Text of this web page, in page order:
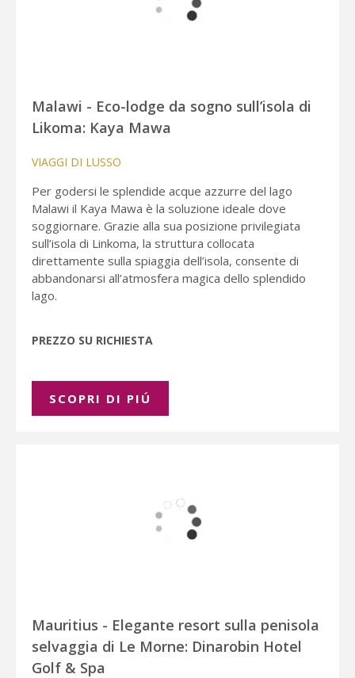
Malawi - Eco-lodge da sogno sull’isola di
Likoma: Kaya Mawa
VIAGGI DI LUSSO
Per godersi le splendide acque azzurre del lago
Malawi il Kaya Mawa è la soluzione ideale dove
soggiornare. Grazie alla sua posizione privilegiata
sull’isola di Linkoma, la struttura collocata
direttamente sulla spiaggia dell’isola, consente di
abbandonarsi all’atmosfera magica dello splendido
lago.
PREZZO SU RICHIESTA
SCOPRI DI PIÚ
Mauritius - Elegante resort sulla penisola
selvaggia di Le Morne: Dinarobin Hotel
Golf & Spa